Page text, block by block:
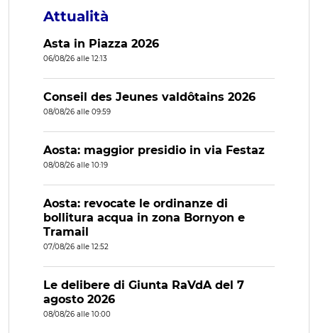
Attualità
Asta in Piazza 2026
06/08/26 alle 12:13
Conseil des Jeunes valdôtains 2026
08/08/26 alle 09:59
Aosta: maggior presidio in via Festaz
08/08/26 alle 10:19
Aosta: revocate le ordinanze di
bollitura acqua in zona Bornyon e
Tramail
07/08/26 alle 12:52
Le delibere di Giunta RaVdA del 7
agosto 2026
08/08/26 alle 10:00